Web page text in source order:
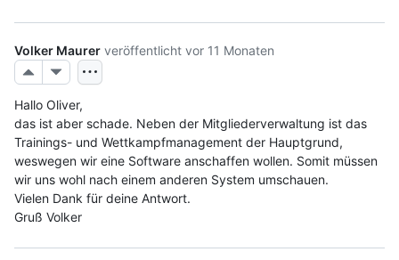
Volker Maurer veröffentlicht vor 11 Monaten
Hallo Oliver,
das ist aber schade. Neben der Mitgliederverwaltung ist das
Trainings- und Wettkampfmanagement der Hauptgrund,
weswegen wir eine Software anschaffen wollen. Somit müssen
wir uns wohl nach einem anderen System umschauen.
Vielen Dank für deine Antwort.
Gruß Volker